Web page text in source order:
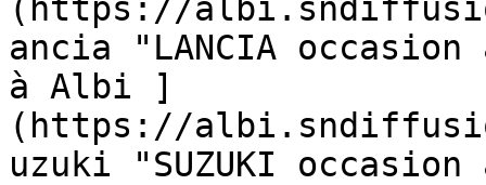
(https://
ancia "LANCIA
à Albi ]
(https://
uzuki "SUZUKI